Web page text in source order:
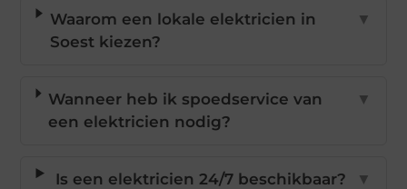
Waarom een lokale elektricien in
Soest kiezen?
▼
Wanneer heb ik spoedservice van
een elektricien nodig?
▼
Is een elektricien 24/7 beschikbaar? ▼